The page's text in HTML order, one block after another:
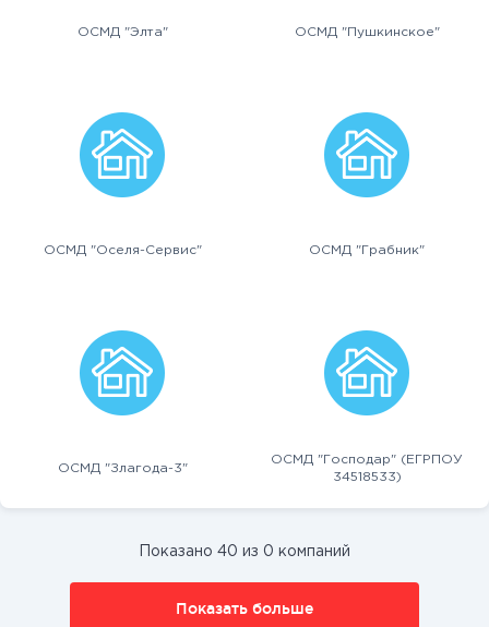
ОСМД "Элта" ОСМД "Пушкинское"
ОСМД "Оселя-Сервис" ОСМД "Грабник"
ОСМД "Злагода-3"
ОСМД "Господар" (ЕГРПОУ
34518533)
Показано 40 из 0 компаний
Показать больше